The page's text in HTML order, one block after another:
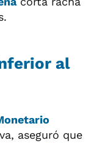
al
aseguró que